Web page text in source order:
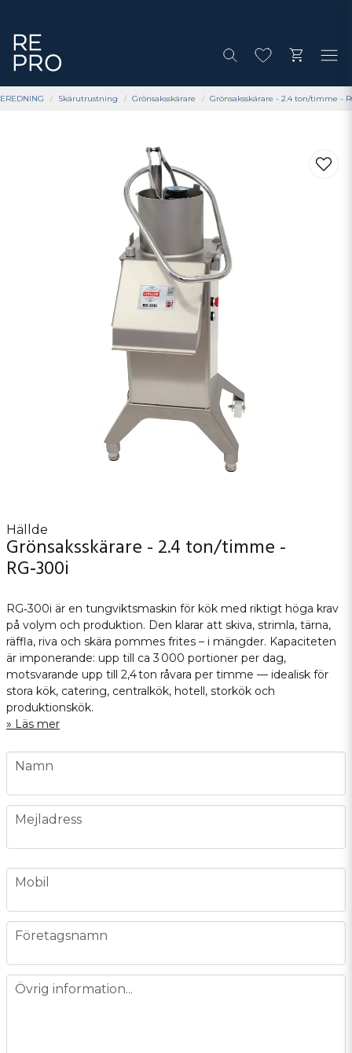
Skärutrustning Grönsaksskärare Grönsaksskärare - 2.4 ton/timme -
Hällde
Grönsaksskärare - 2.4 ton/timme -
RG‑300i
RG‑300i är en tungviktsmaskin för kök med riktigt höga krav
på volym och produktion. Den klarar att skiva, strimla, tärna,
räffla, riva och skära pommes frites – i mängder. Kapaciteten
är imponerande: upp till ca 3 000 portioner per dag,
motsvarande upp till 2,4 ton råvara per timme — idealisk för
stora kök, catering, centralkök, hotell, storkök och
produktionskök.
Läs mer
name
Namn
email
Mejladress
phone
Mobil
company
Företagsnamn
message
Övrig information...